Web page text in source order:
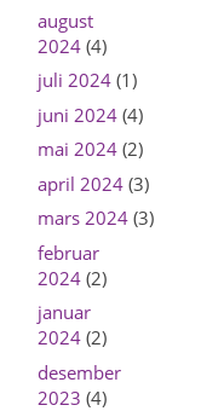
august
2024(4)
juli 2024(1)
juni 2024(4)
mai 2024(2)
april 2024(3)
mars 2024(3)
februar
2024(2)
januar
2024(2)
desember
2023 (4)